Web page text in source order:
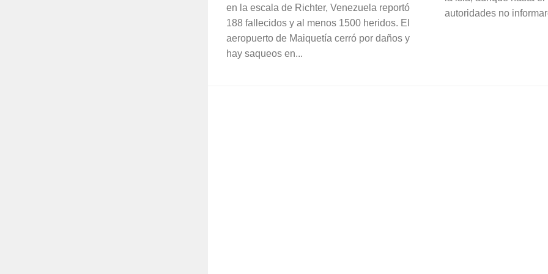
en la escala de Richter, Venezuela reportó
188 fallecidos y al menos 1500 heridos. El
aeropuerto de Maiquetía cerró por daños y
hay saqueos en...
autoridades no